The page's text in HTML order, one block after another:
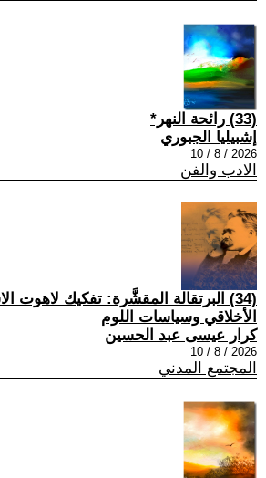
(33) رائحة النهر*
إشبيليا الجبوري
2026 / 8 / 10
الادب والفن
(34) البرتقالة المقشَّرة: تفكيك لاهوت
الأخلاقي وسياسات اللوم
كرار عيسى عبد الحسين
2026 / 8 / 10
المجتمع المدني